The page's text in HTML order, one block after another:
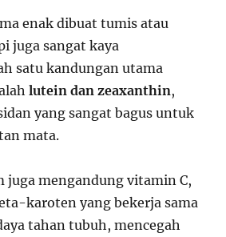
enak dibuat tumis atau
juga sangat kaya
satu kandungan utama
lutein dan zeaxanthin,
yang sangat bagus untuk
mata.
juga mengandung vitamin C,
karoten yang bekerja sama
tahan tubuh, mencegah